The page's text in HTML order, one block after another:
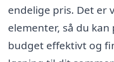
endelige pris. Det er
elementer, så du
budget effektivt og